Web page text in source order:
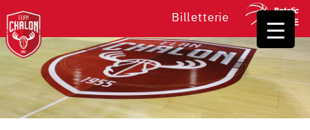
Billetterie